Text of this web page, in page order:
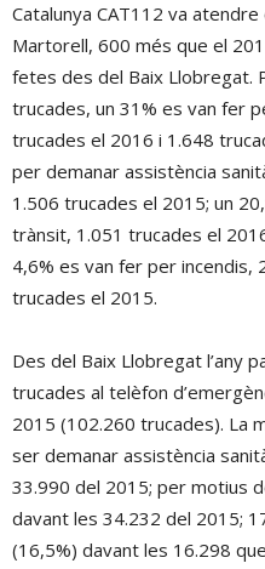
Catalunya CAT112 va
Martorell, 600 més que el
fetes des del Baix Llobregat.
trucades, un 31% es van fer
trucades el 2016 i 1.648
per demanar assistència
1.506 trucades el 2015; un
trànsit, 1.051 trucades el
4,6% es van fer per incendis,
trucades el 2015.
Des del Baix Llobregat l’any
trucades al telèfon
2015 (102.260 trucades). La
ser demanar assistència
33.990 del 2015; per motius
davant les 34.232 del 2015;
(16,5%) davant les 16.298